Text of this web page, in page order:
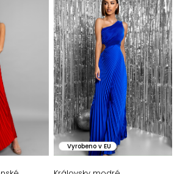
Vyrobeno v EU